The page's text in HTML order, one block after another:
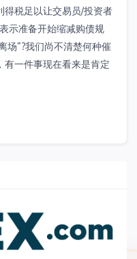
得税足以让交易员/投资者
示准备开始缩减购债规
场”?我们尚不清楚何种催
一件事现在看来是肯定